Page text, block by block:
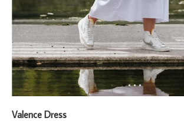
Valence Dress